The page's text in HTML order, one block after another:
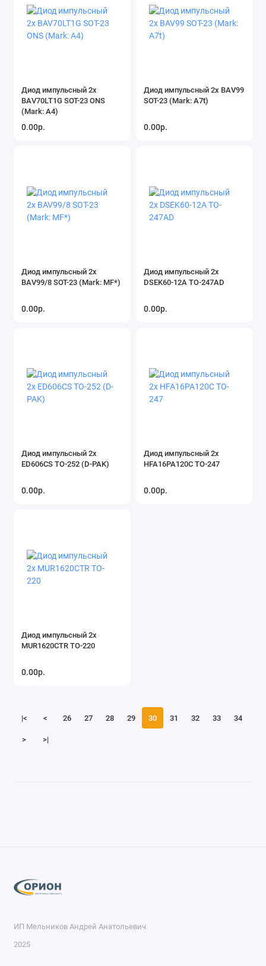
Диод импульсный 2x
BAV70LT1G SOT-23 ONS
(Mark: A4)
0.00р.
Диод импульсный 2x BAV99
SOT-23 (Mark: A7t)
0.00р.
Диод импульсный 2x
BAV99/8 SOT-23 (Mark: MF*)
0.00р.
Диод импульсный 2x
DSEK60-12A TO-247AD
0.00р.
Диод импульсный 2x
ED606CS TO-252 (D-PAK)
0.00р.
Диод импульсный 2x
HFA16PA120C TO-247
0.00р.
Диод импульсный 2x
MUR1620CTR TO-220
0.00р.
|< < 26 27 28 29 30 31 32 33 34
> >|
ИП Мельников Андрей Анатольевич
2025